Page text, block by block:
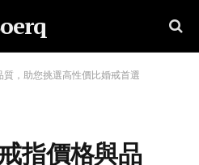
，助您挑選高性價比婚戒首選
指價格與品